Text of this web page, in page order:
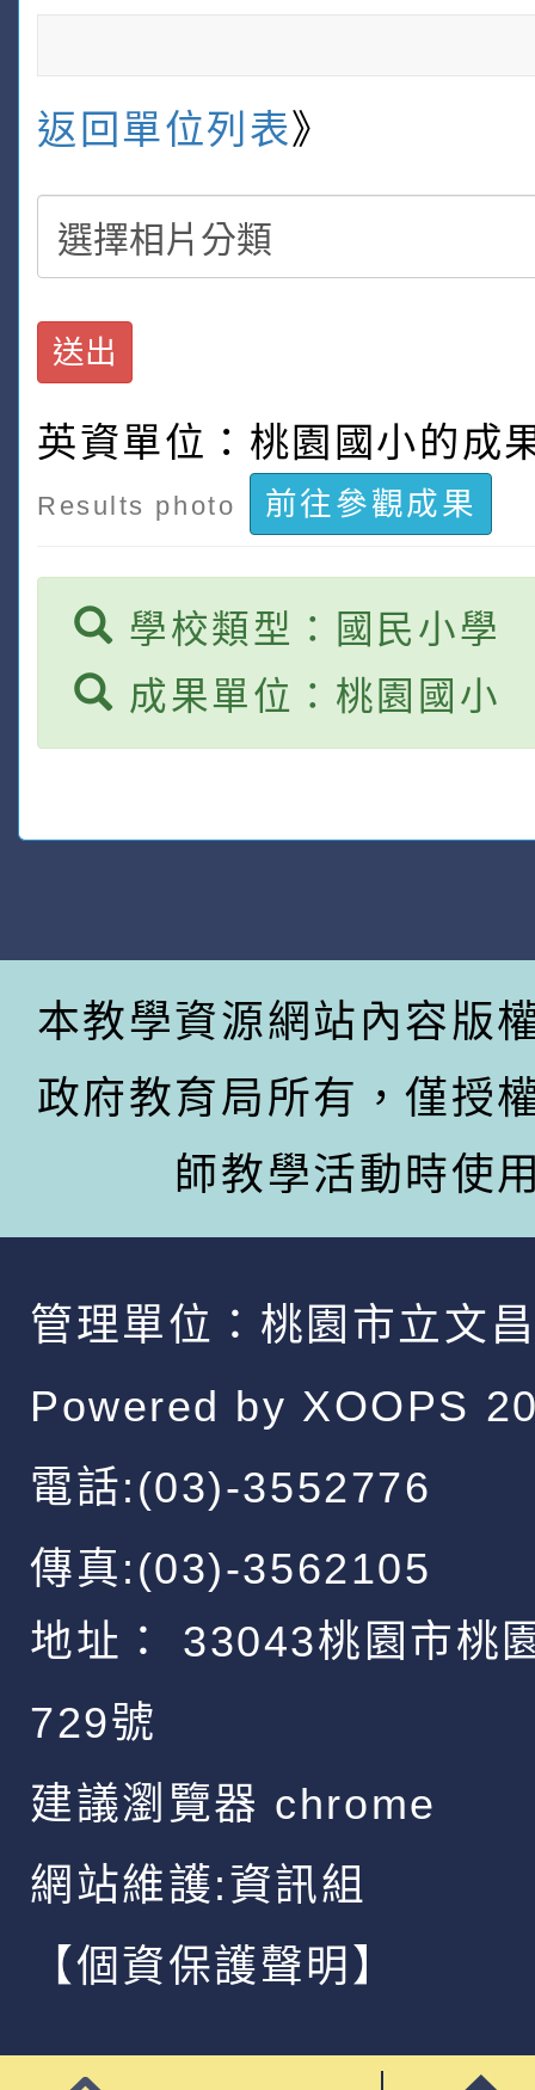
返回單位列表》
送出
英資單位：桃園國小的成
Results photo 前往參觀成果
學校類型：國民小學
成果單位：桃園國小
本教學資源網站內容版
政府教育局所有，僅授
師教學活動時使
管理單位： 桃園市立文
Powered by XOOPS
電話:(03)-3552776
傳真:(03)-3562105
地址：
33043桃園市桃
729號
建議瀏覽器 chrome
網站維護:資訊組
【個資保護聲明】